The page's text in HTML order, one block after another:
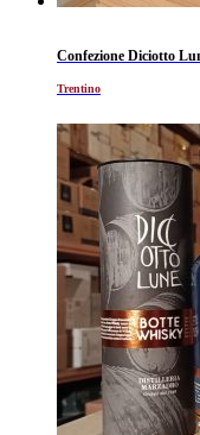
Confezione Diciotto
Trentino